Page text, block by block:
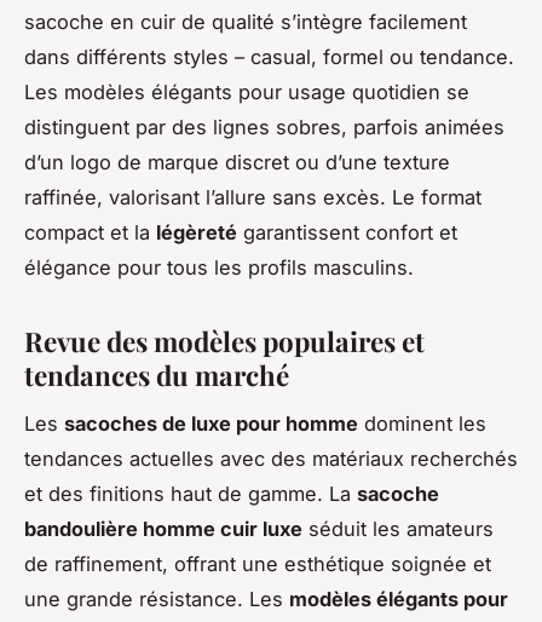
sacoche en cuir de qualité s’intègre facilement
dans différents styles – casual, formel ou tendance.
Les modèles élégants pour usage quotidien se
distinguent par des lignes sobres, parfois animées
d’un logo de marque discret ou d’une texture
raffinée, valorisant l’allure sans excès. Le format
compact et la légèreté garantissent confort et
élégance pour tous les profils masculins.
Revue des modèles populaires et
tendances du marché
Les sacoches de luxe pour homme dominent les
tendances actuelles avec des matériaux recherchés
et des finitions haut de gamme. La sacoche
bandoulière homme cuir luxe séduit les amateurs
de raffinement, offrant une esthétique soignée et
une grande résistance. Les modèles élégants pour